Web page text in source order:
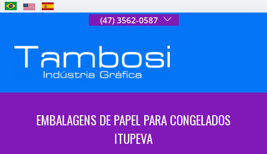
(47) 3562-0587
EMBALAGENS DE PAPEL PARA CONGELADOS
ITUPEVA